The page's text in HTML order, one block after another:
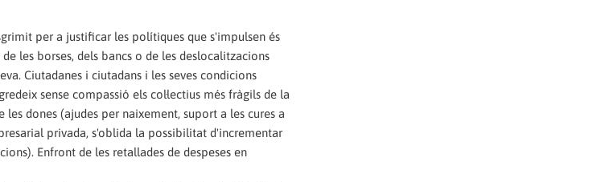
per a justificar les polítiques que s'impulsen és
les borses, dels bancs o de les deslocalitzacions
Ciutadanes i ciutadans i les seves condicions
sense compassió els col·lectius més fràgils de la
dones (ajudes per naixement, suport a les cures a
privada, s'oblida la possibilitat d'incrementar
Enfront de les retallades de despeses en